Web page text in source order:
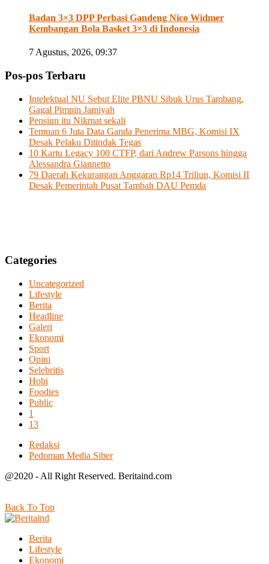
Badan 3×3 DPP Perbasi Gandeng Nico Widmer
Kembangan Bola Basket 3×3 di Indonesia
7 Agustus, 2026, 09:37
Pos-pos Terbaru
Intelektual NU Sebut Elite PBNU Sibuk Urus Tambang,
Gagal Pimpin Jamiyah
Pensiun itu Nikmat sekali
Temuan 6 Juta Data Ganda Penerima MBG, Komisi IX
Desak Pelaku Ditindak Tegas
10 Kartu Legacy 100 CTFP, dari Andrew Parsons hingga
Alessandra Giannetto
79 Daerah Kekurangan Anggaran Rp14 Triliun, Komisi II
Desak Pemerintah Pusat Tambah DAU Pemda
Categories
Uncategorized
Lifestyle
Berita
Headline
Galeri
Ekonomi
Sport
Opini
Selebritis
Hobi
Foodies
Public
1
13
Redaksi
Pedoman Media Siber
@2020 - All Right Reserved. Beritaind.com
Back To Top
Berita
Lifestyle
Ekonomi